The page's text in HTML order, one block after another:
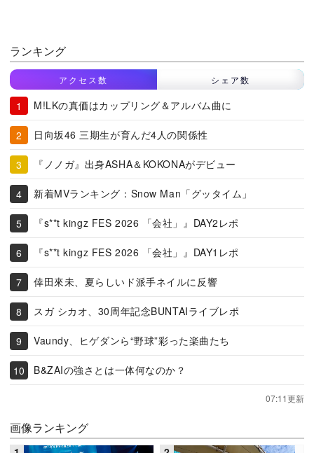
ランキング
アクセス数 シェア数
M!LKの真価はカップリング＆アルバム曲に
日向坂46 三期生が育んだ4人の関係性
『ノノガ』出身ASHA＆KOKONAがデビュー
新着MVランキング：Snow Man「グッタイム」
『s**t kingz FES 2026 「会社」』DAY2レポ
『s**t kingz FES 2026 「会社」』DAY1レポ
倖田來未、夏らしいド派手ネイルに反響
スガ シカオ、30周年記念BUNTAIライブレポ
Vaundy、ヒゲダンら“野球”彩った楽曲たち
B&ZAIの強さとは一体何なのか？
07:11更新
画像ランキング